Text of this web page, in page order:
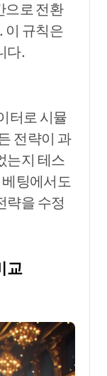
으로 전환
이 규칙은
다.
터로 시뮬
전략이 과
는지 테스
팅에서도
략을 수정
교